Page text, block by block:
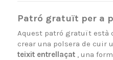
Patró gratuït per a
Aquest patró gratuït està
crear una polsera de cuir
teixit entrellaçat, una